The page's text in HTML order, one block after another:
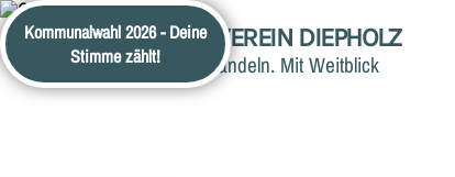
ORTSVEREIN DIEPHOLZ
Jetzt. Handeln. Mit Weitblick
Kommunalwahl 2026 - Deine
Stimme zählt!